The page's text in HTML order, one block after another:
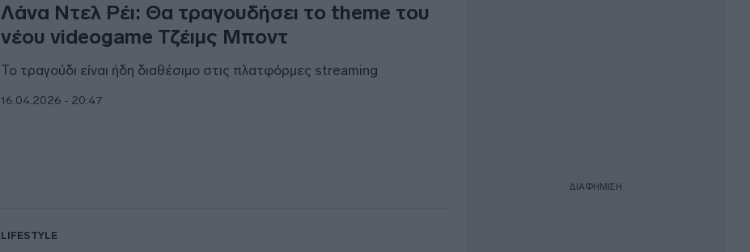
Λάνα Ντελ Ρέι: Θα τραγουδήσει το theme του
νέου videogame Τζέιμς Μποντ
Το τραγούδι είναι ήδη διαθέσιμο στις πλατφόρμες streaming
16.04.2026 - 20:47
LIFESTYLE
ΔΙΑΦΗΜΙΣΗ